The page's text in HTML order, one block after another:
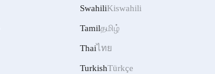
SwahiliKiswahili
Tamilதமிழ்
Thaiไทย
TurkishTürkçe